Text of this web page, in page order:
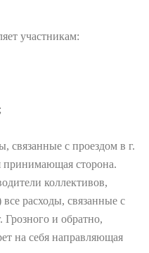
участникам:
связанные с проездом в г.
принимающая сторона.
коллективов,
расходы, связанные с
Грозного и обратно,
на себя направляющая